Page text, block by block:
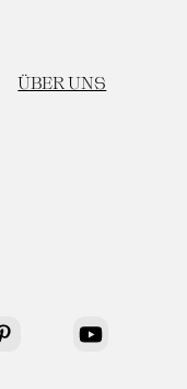
ÜBER UNS
Pinterest YouTube